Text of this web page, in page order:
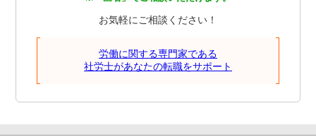
お気軽にご相談ください！
労働に関する専門家である
社労士があなたの転職をサポート